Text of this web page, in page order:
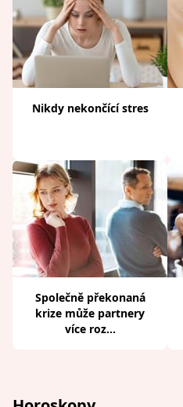
Nikdy nekončící stres
Společně překonaná
krize může partnery
více roz...